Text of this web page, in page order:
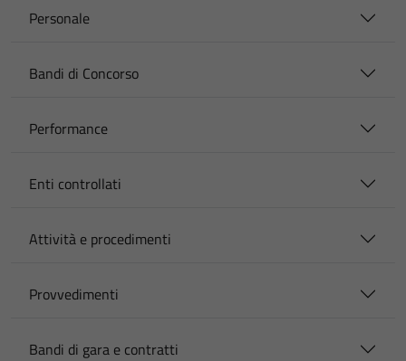
Personale
Bandi di Concorso
Performance
Enti controllati
Attività e procedimenti
Provvedimenti
Bandi di gara e contratti